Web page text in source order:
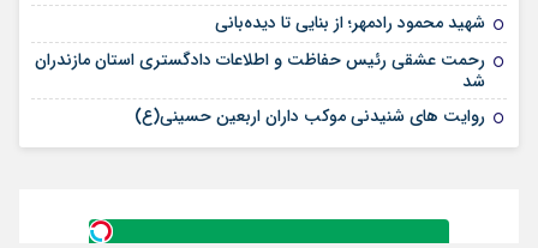
شهید محمود رادمهر؛ از بنایی تا دیده‌بانی
رحمت عشقی رئیس حفاظت و اطلاعات دادگستری استان مازندران
شد
روایت های شنیدنی موکب داران اربعین حسینی(ع)